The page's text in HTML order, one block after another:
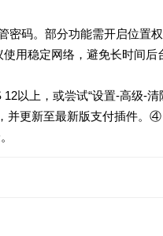
密码。部分功能需开启位置
用稳定网络，避免长时间后
以上，或尝试“设置-高级-
更新至最新版支付插件。